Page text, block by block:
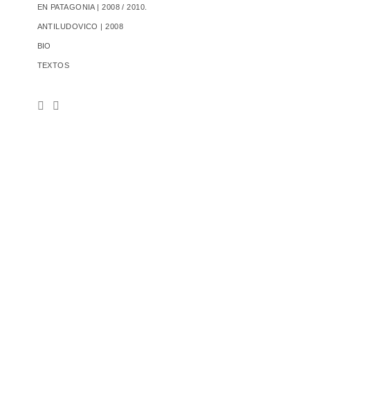
EN PATAGONIA | 2008 / 2010.
ANTILUDOVICO | 2008
BIO
TEXTOS